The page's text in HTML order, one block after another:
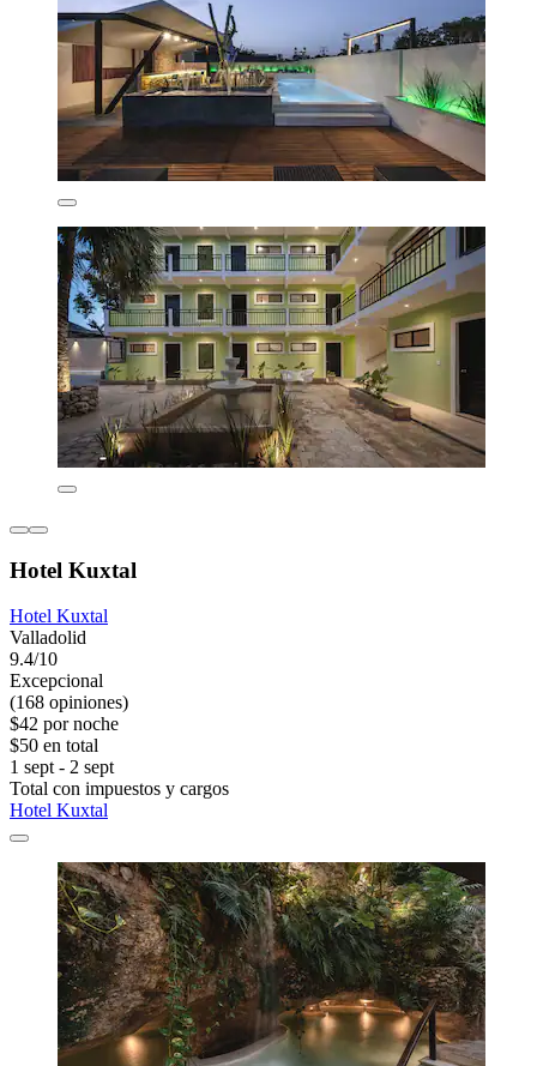
Hotel Kuxtal
Hotel Kuxtal
Valladolid
9.4/10
Excepcional
(168 opiniones)
$42 por noche
$50 en total
1 sept - 2 sept
Total con impuestos y cargos
Hotel Kuxtal